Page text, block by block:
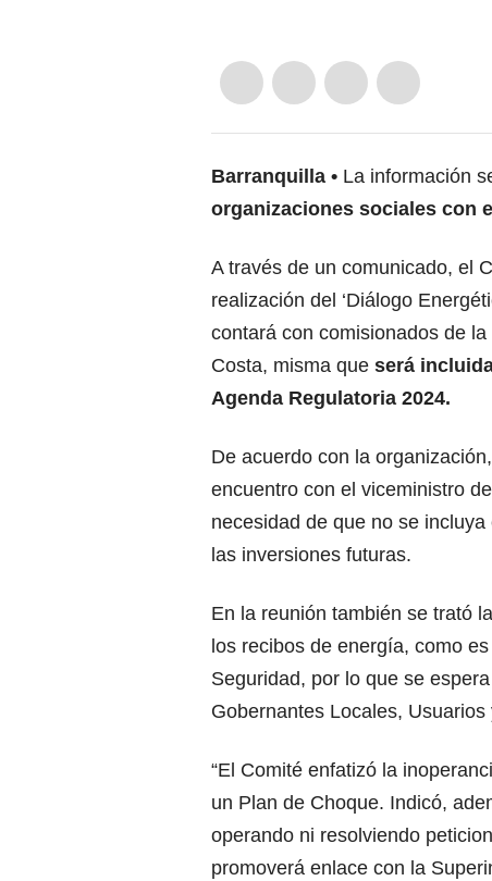
Barranquilla La información
organizaciones sociales con
A través de un comunicado, el
realización del ‘Diálogo
contará con comisionados de
Costa, misma que será
Agenda Regulatoria 2024.
De acuerdo con la
encuentro con el viceministro
necesidad de que no se
las inversiones futuras.
En la reunión también se trató
los recibos de energía, como
Seguridad, por lo que se
Gobernantes Locales,
“El Comité enfatizó la
un Plan de Choque. Indicó,
operando ni resolviendo
promoverá enlace con la